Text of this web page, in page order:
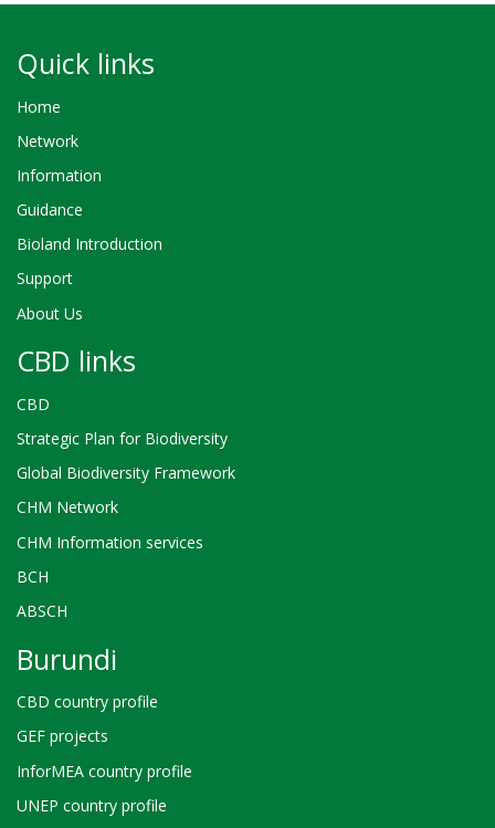
Quick links
Home
Network
Information
Guidance
Bioland Introduction
Support
About Us
CBD links
CBD
Strategic Plan for Biodiversity
Global Biodiversity Framework
CHM Network
CHM Information services
BCH
ABSCH
Burundi
CBD country profile
GEF projects
InforMEA country profile
UNEP country profile